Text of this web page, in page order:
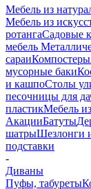
Мебель из
Мебель из
ротангаСадовые
мебель
сараиКомпостеры
мусорные баки
и кашпоСтолы
песочницы для
пластикМебель
АкацииБатуты
шатрыШезлонги
подставки
-
Диваны
Пуфы, табуреты